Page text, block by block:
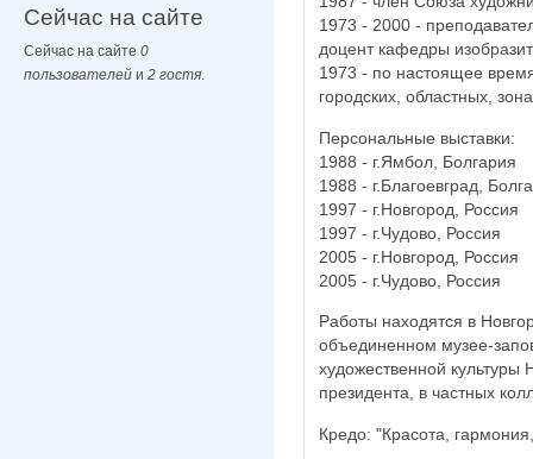
Сейчас на сайте
Сейчас на сайте 0
пользователей и 2 гостя
1973 - 2000 -
доцент кафедры
1973 - по настоящее
городских, областных,
Персональные выставки:
1988 - г.Ямбол, Болгария
1988 - г.Благоевград,
1997 - г.Новгород, Россия
1997 - г.Чудово, Россия
2005 - г.Новгород, Россия
2005 - г.Чудово, Россия
Работы находятся в
объединенном музее-
художественной культуры
президента, в частных
Кредо: "Красота,